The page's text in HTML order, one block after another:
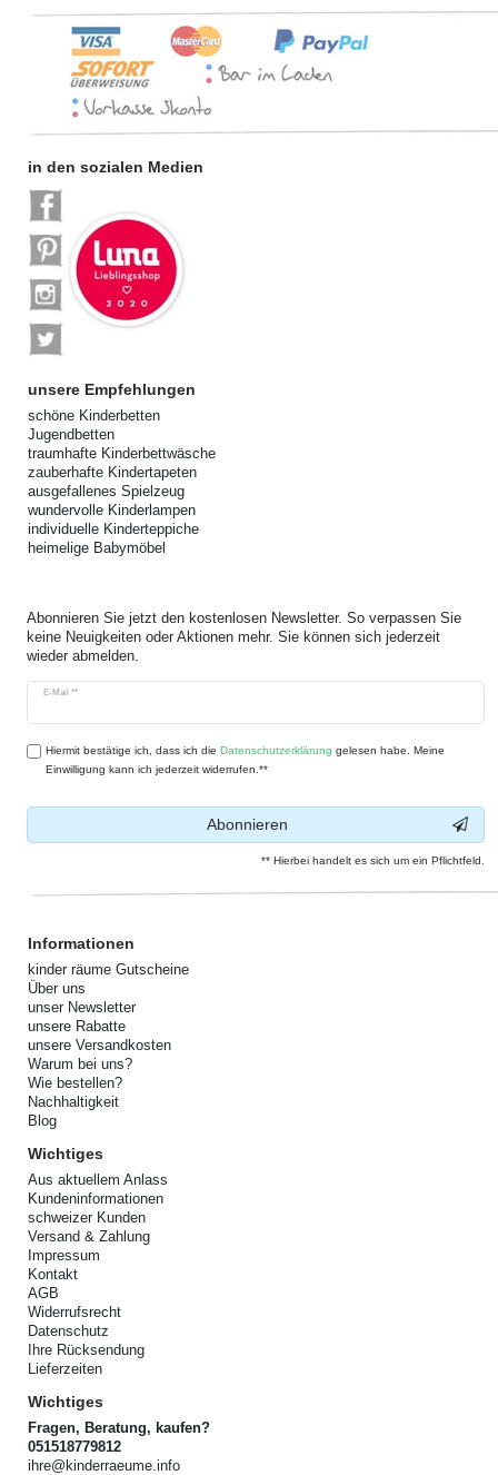
in den sozialen Medien
unsere Empfehlungen
schöne Kinderbetten
Jugendbetten
traumhafte Kinderbettwäsche
zauberhafte Kindertapeten
ausgefallenes Spielzeug
wundervolle Kinderlampen
individuelle Kinderteppiche
heimelige Babymöbel
Abonnieren Sie jetzt den kostenlosen Newsletter. So verpassen Sie
keine Neuigkeiten oder Aktionen mehr. Sie können sich jederzeit
wieder abmelden.
E-Mail **
Newsletter
Hiermit bestätige ich, dass ich die Daten­schutz­erklärung gelesen habe. Meine
Einwilligung kann ich jederzeit widerrufen.**
Abonnieren
** Hierbei handelt es sich um ein Pflichtfeld.
Informationen
kinder räume Gutscheine
Über uns
unser Newsletter
unsere Rabatte
unsere Versandkosten
Warum bei uns?
Wie bestellen?
Nachhaltigkeit
Blog
Wichtiges
Aus aktuellem Anlass
Kundeninformationen
schweizer Kunden
Versand & Zahlung
Impressum
Kontakt
AGB
Widerrufsrecht
Datenschutz
Ihre Rücksendung
Lieferzeiten
Wichtiges
Fragen, Beratung, kaufen?
051518779812
ihre@kinderraeume.info